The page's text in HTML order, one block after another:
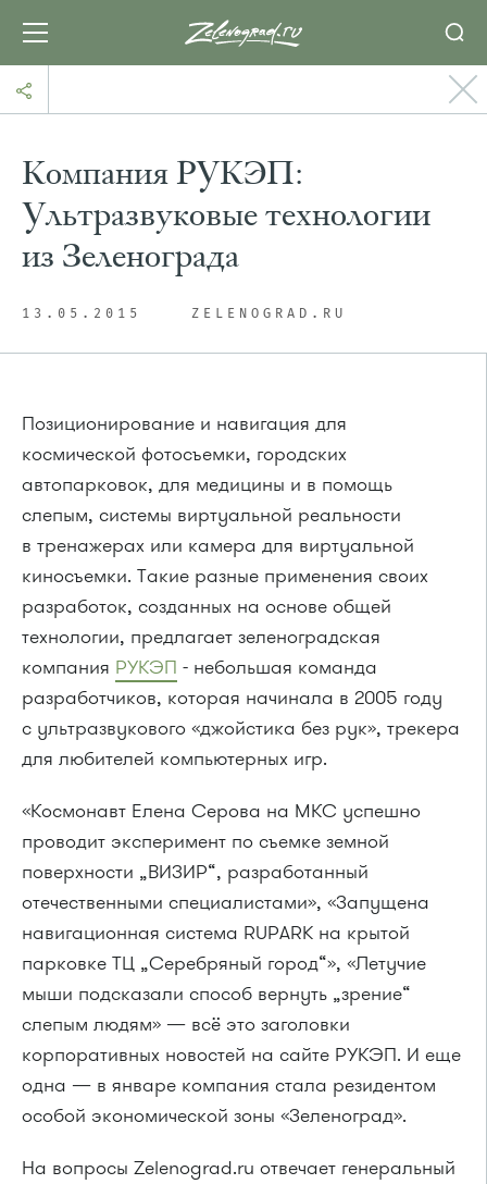
Компания РУКЭП:
Ультразвуковые технологии
из Зеленограда
13.05.2015 ZELENOGRAD.RU
Позиционирование и навигация для
космической фотосъемки, городских
автопарковок, для медицины и в помощь
слепым, системы виртуальной реальности
в тренажерах или камера для виртуальной
киносъемки. Такие разные применения своих
разработок, созданных на основе общей
технологии, предлагает зеленоградская
компания РУКЭП - небольшая команда
разработчиков, которая начинала в 2005 году
с ультразвукового «джойстика без рук», трекера
для любителей компьютерных игр.
«Космонавт Елена Серова на МКС успешно
проводит эксперимент по съемке земной
поверхности „ВИЗИР“, разработанный
отечественными специалистами», «Запущена
навигационная система RUPARK на крытой
парковке ТЦ „Серебряный город“», «Летучие
мыши подсказали способ вернуть „зрение“
слепым людям» — всё это заголовки
корпоративных новостей на сайте РУКЭП. И еще
одна — в январе компания стала резидентом
особой экономической зоны «Зеленоград».
На вопросы Zelenograd.ru отвечает генеральный